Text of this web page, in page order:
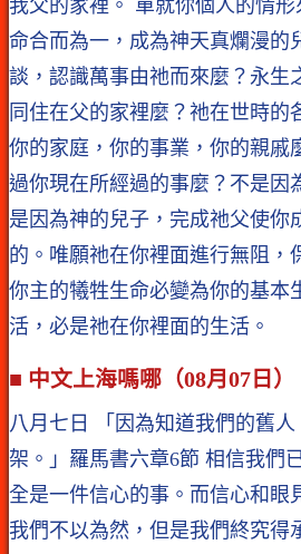
我父的家裡。 單就你個人的情
命合而為一，成為神天真爛漫的
談，認識萬事由祂而來麼？永生
同住在父的家裡麼？祂在世時的
你的家庭，你的事業，你的親戚
過你現在所經過的事麼？不是因
是因為神的兒子，完成祂父使你
的。唯願祂在你裡面進行無阻，
你主的犧牲生命必變為你的基本
活，必是祂在你裡面的生活。
■ 中文上海嗎哪（08月07日）
八月七日 「因為知道我們的舊
架。」羅馬書六章6節 相信我們
全是一件信心的事。而信心和眼
我們不以為然，但是我們終究得